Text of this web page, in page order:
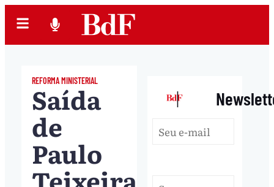
REFORMA MINISTERIAL
Saída
de
Paulo
Teixeira
|